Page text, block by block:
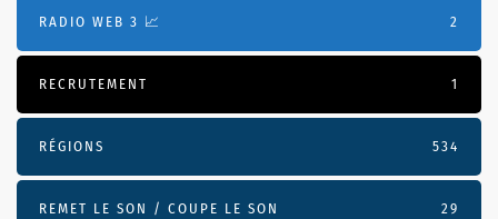
RADIO WEB 3 📈 2
RECRUTEMENT 1
RÉGIONS 534
REMET LE SON / COUPE LE SON 29